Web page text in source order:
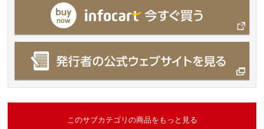
このサブカテゴリの商品をもっと見る